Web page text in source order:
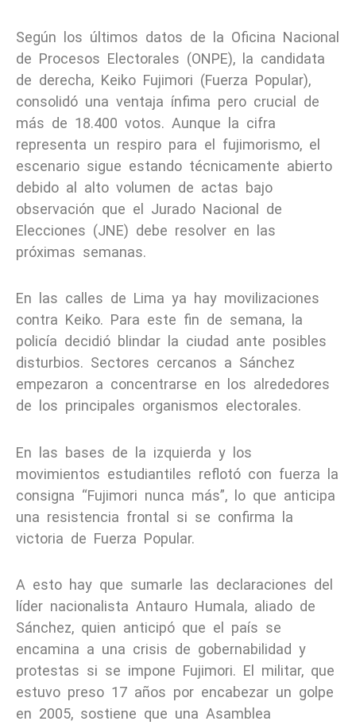
Según los últimos datos de la Oficina Nacional
de Procesos Electorales (ONPE), la candidata
de derecha, Keiko Fujimori (Fuerza Popular),
consolidó una ventaja ínfima pero crucial de
más de 18.400 votos. Aunque la cifra
representa un respiro para el fujimorismo, el
escenario sigue estando técnicamente abierto
debido al alto volumen de actas bajo
observación que el Jurado Nacional de
Elecciones (JNE) debe resolver en las
próximas semanas.
En las calles de Lima ya hay movilizaciones
contra Keiko. Para este fin de semana, la
policía decidió blindar la ciudad ante posibles
disturbios. Sectores cercanos a Sánchez
empezaron a concentrarse en los alrededores
de los principales organismos electorales.
En las bases de la izquierda y los
movimientos estudiantiles reflotó con fuerza la
consigna “Fujimori nunca más”, lo que anticipa
una resistencia frontal si se confirma la
victoria de Fuerza Popular.
A esto hay que sumarle las declaraciones del
líder nacionalista Antauro Humala, aliado de
Sánchez, quien anticipó que el país se
encamina a una crisis de gobernabilidad y
protestas si se impone Fujimori. El militar, que
estuvo preso 17 años por encabezar un golpe
en 2005, sostiene que una Asamblea